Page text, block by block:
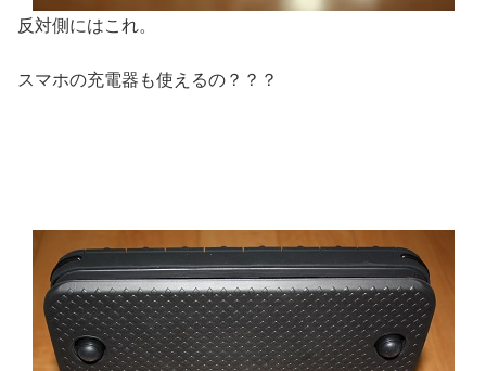
反対側にはこれ。
スマホの充電器も使えるの？？？